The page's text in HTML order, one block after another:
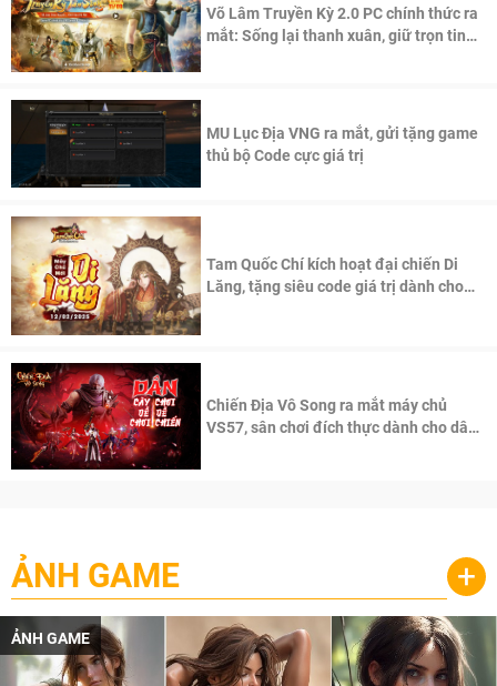
Võ Lâm Truyền Kỳ 2.0 PC chính thức ra
mắt: Sống lại thanh xuân, giữ trọn tinh
MU Lục Địa VNG ra mắt, gửi tặng game
thủ bộ Code cực giá trị
Tam Quốc Chí kích hoạt đại chiến Di
Lăng, tặng siêu code giá trị dành cho
Chiến Địa Vô Song ra mắt máy chủ
VS57, sân chơi đích thực dành cho dân
ẢNH GAME +
ẢNH GAME